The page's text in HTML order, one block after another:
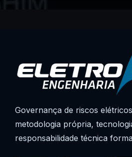
Governança de riscos
metodologia própria,
responsabilidade técnica